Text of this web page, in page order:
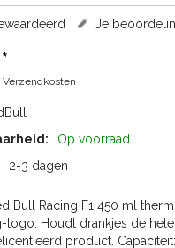
Je
*
Verzendkosten
Op voorraad
2-3 dagen
Bull Racing F1 450 ml
logo. Houdt drankjes de
product. Capaciteit: